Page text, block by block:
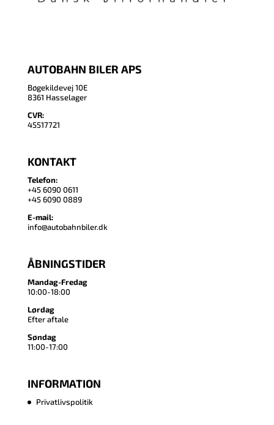
AUTOBAHN BILER APS
Bøgekildevej 10E
8361 Hasselager
CVR:
45517721
KONTAKT
Telefon:
+45 6090 0611
+45 6090 0889
E-mail:
info@autobahnbiler.dk
ÅBNINGSTIDER
Mandag-Fredag
10:00-18:00
Lørdag
Efter aftale
Søndag
11:00-17:00
INFORMATION
Privatlivspolitik